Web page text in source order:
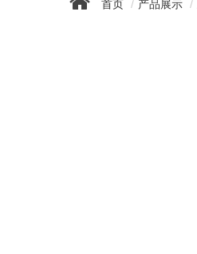
首页 产品展示